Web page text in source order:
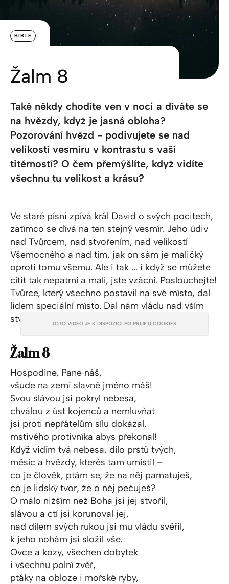
BIBLE
Žalm 8
Také někdy chodíte ven v noci a díváte se
na hvězdy, když je jasná obloha?
Pozorování hvězd - podivujete se nad
velikostí vesmíru v kontrastu s vaší
titěrností? O čem přemýšlíte, když vidíte
všechnu tu velikost a krásu?
Ve staré písni zpívá král David o svých pocitech,
zatímco se dívá na ten stejný vesmír. Jeho údiv
nad Tvůrcem, nad stvořením, nad velikostí
Všemocného a nad tím, jak on sám je maličký
oproti tomu všemu. Ale i tak ... i když se můžete
cítit tak nepatrní a malí, jste vzácní. Poslouchejte!
Tvůrce, který všechno postavil na své místo, dal
lidem speciální místo. Dal nám vládu nad vším
stvořením a také svobodnou vůli. Neuvěřitelné.
TOTO VIDEO JE K DISPOZICI PO PŘIJETÍ COOKIES.
Žalm 8
Hospodine, Pane náš,
všude na zemi slavné jméno máš!
Svou slávou jsi pokryl nebesa,
chválou z úst kojenců a nemluvňat
jsi proti nepřátelům sílu dokázal,
mstivého protivníka abys překonal!
Když vidím tvá nebesa, dílo prstů tvých,
měsíc a hvězdy, kterés tam umístil –
co je člověk, ptám se, že na něj pamatuješ,
co je lidský tvor, že o něj pečuješ?
O málo nižším než Boha jsi jej stvořil,
slávou a ctí jsi korunoval jej,
nad dílem svých rukou jsi mu vládu svěřil,
k jeho nohám jsi složil vše.
Ovce a kozy, všechen dobytek
i všechnu polní zvěř,
ptáky na obloze i mořské ryby,